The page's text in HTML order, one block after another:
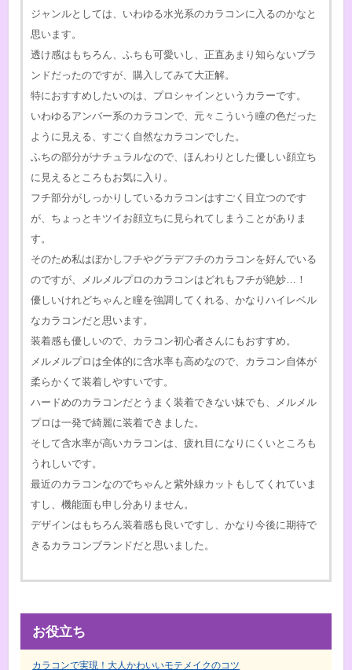
ジャンルとしては、いわゆる水光系のカラコンに入るのかなと
思います。
透け感はもちろん、ふちも可愛いし、正直あまり知らないブラ
ンドだったのですが、購入してみて大正解。
特におすすめしたいのは、プロシャインというカラーです。
いわゆるアンバー系のカラコンで、元々こういう瞳の色だった
ように見える、すごく自然なカラコンでした。
ふちの部分がナチュラルなので、ほんわりとした優しい顔立ち
に見えるところもお気に入り。
フチ部分がしっかりしているカラコンはすごく目立つのです
が、ちょっとキツイお顔立ちに見られてしまうことがありま
す。
そのため私はぼかしフチやグラデフチのカラコンを好んでいる
のですが、メルメルプロのカラコンはどれもフチが絶妙…！
優しいけれどちゃんと瞳を強調してくれる、かなりハイレベル
なカラコンだと思います。
装着感も優しいので、カラコン初心者さんにもおすすめ。
メルメルプロは全体的に含水率も高めなので、カラコン自体が
柔らかくて装着しやすいです。
ハードめのカラコンだとうまく装着できない妹でも、メルメル
プロは一発で綺麗に装着できました。
そして含水率が高いカラコンは、疲れ目になりにくいところも
うれしいです。
最近のカラコンなのでちゃんと紫外線カットもしてくれていま
すし、機能面も申し分ありません。
デザインはもちろん装着感も良いですし、かなり今後に期待で
きるカラコンブランドだと思いました。
お役立ち
カラコンで実現！大人かわいいモテメイクのコツ